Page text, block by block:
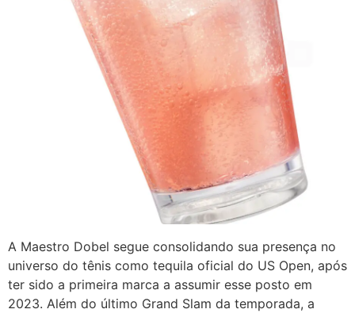
A Maestro Dobel segue consolidando sua presença no
universo do tênis como tequila oficial do US Open, após
ter sido a primeira marca a assumir esse posto em
2023. Além do último Grand Slam da temporada, a